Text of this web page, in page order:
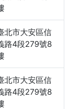
北市大安區信
路4段279號8
北市大安區信
路4段279號8